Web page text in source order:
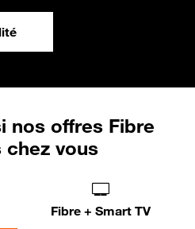
nos offres Fibre
vous
Fibre + Smart TV